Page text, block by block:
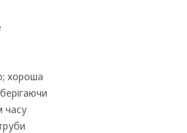
хороша
часу